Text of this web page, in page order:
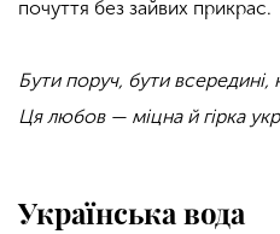
почуття без зайвих прикрас.
Бути поруч, бути всередині,
Ця любов — міцна й гірка
Українська вода